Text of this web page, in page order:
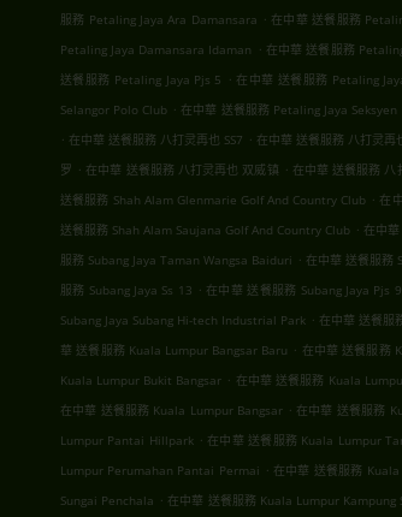
服務 Petaling Jaya Ara Damansara . 在中華 送餐服務
Petaling Jaya Damansara Idaman . 在中華 送餐服務
送餐服務 Petaling Jaya Pjs 5 . 在中華 送餐服務 Petaling
Selangor Polo Club . 在中華 送餐服務 Petaling Jaya
. 在中華 送餐服務 八打灵再也 SS7 . 在中華 送餐服務 八打灵再
罗 . 在中華 送餐服務 八打灵再也 双威镇 . 在中華 送餐服務 八
送餐服務 Shah Alam Glenmarie Golf And Country Club . 在
送餐服務 Shah Alam Saujana Golf And Country Club . 在中
服務 Subang Jaya Taman Wangsa Baiduri . 在中華 送餐服務
服務 Subang Jaya Ss 13 . 在中華 送餐服務 Subang Jaya Pjs 9
Subang Jaya Subang Hi-tech Industrial Park . 在中華 送餐服
華 送餐服務 Kuala Lumpur Bangsar Baru . 在中華 送餐服務
Kuala Lumpur Bukit Bangsar . 在中華 送餐服務 Kuala
在中華 送餐服務 Kuala Lumpur Bangsar . 在中華 送餐服務
Lumpur Pantai Hillpark . 在中華 送餐服務 Kuala Lumpur
Lumpur Perumahan Pantai Permai . 在中華 送餐服務
Sungai Penchala . 在中華 送餐服務 Kuala Lumpur Kampung